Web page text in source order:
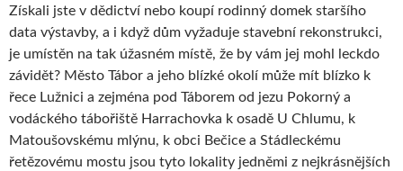
Získali jste v dědictví nebo koupí rodinný domek staršího
data výstavby, a i když dům vyžaduje stavební rekonstrukci,
je umístěn na tak úžasném místě, že by vám jej mohl leckdo
závidět? Město Tábor a jeho blízké okolí může mít blízko k
řece Lužnici a zejména pod Táborem od jezu Pokorný a
vodáckého tábořiště Harrachovka k osadě U Chlumu, k
Matoušovskému mlýnu, k obci Bečice a Stádleckému
řetězovému mostu jsou tyto lokality jedněmi z nejkrásnějších